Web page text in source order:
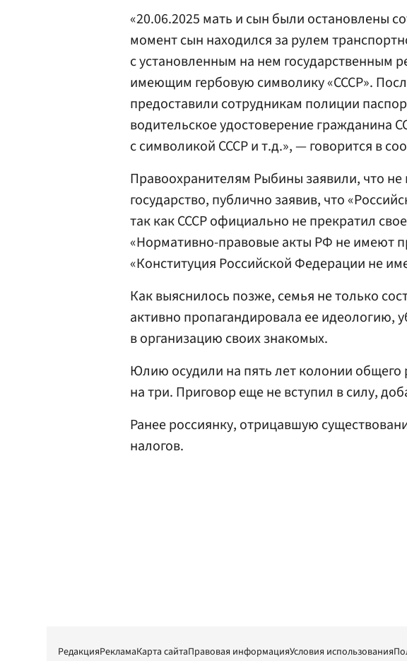
«20.06.2025 мать и сын были остановлены
момент сын находился за рулем
с установленным на нем государственным
имеющим гербовую символику «СССР».
предоставили сотрудникам полиции
водительское удостоверение гражданина
с символикой СССР и т.д.», — говорится в
Правоохранителям Рыбины заявили, что
государство, публично заявив, что
так как СССР официально не прекратил
«Нормативно-правовые акты РФ не имеют
«Конституция Российской Федерации не
Как выяснилось позже, семья не только
активно пропагандировала ее идеологию,
в организацию своих знакомых.
Юлию осудили на пять лет колонии
на три. Приговор еще не вступил в силу,
Ранее россиянку, отрицавшую
налогов.
РедакцияРекламаКарта сайтаПравовая информацияУсловия использования